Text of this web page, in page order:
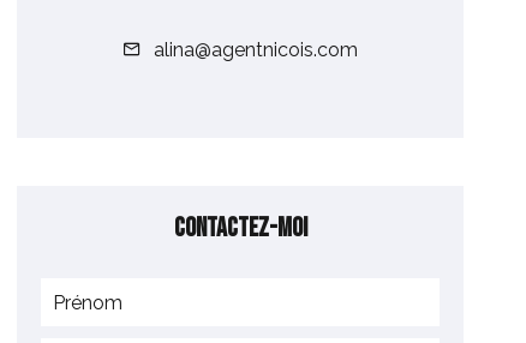
alina@agentnicois.com
Contactez-moi